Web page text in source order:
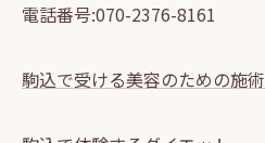
電話番号:070-2376-8161
駒込で受ける美容のための施術